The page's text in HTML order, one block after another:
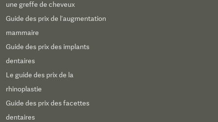
une greffe de cheveux
Guide des prix de l’augmentation
mammaire
Guide des prix des implants
dentaires
Le guide des prix de la
rhinoplastie
Guide des prix des facettes
dentaires